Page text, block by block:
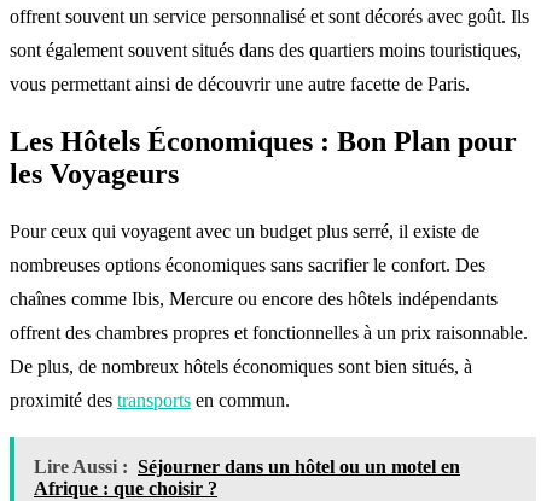
offrent souvent un service personnalisé et sont décorés avec goût. Ils
sont également souvent situés dans des quartiers moins touristiques,
vous permettant ainsi de découvrir une autre facette de Paris.
Les Hôtels Économiques : Bon Plan pour
les Voyageurs
Pour ceux qui voyagent avec un budget plus serré, il existe de
nombreuses options économiques sans sacrifier le confort. Des
chaînes comme Ibis, Mercure ou encore des hôtels indépendants
offrent des chambres propres et fonctionnelles à un prix raisonnable.
De plus, de nombreux hôtels économiques sont bien situés, à
proximité des transports en commun.
Lire Aussi : Séjourner dans un hôtel ou un motel en
Afrique : que choisir ?